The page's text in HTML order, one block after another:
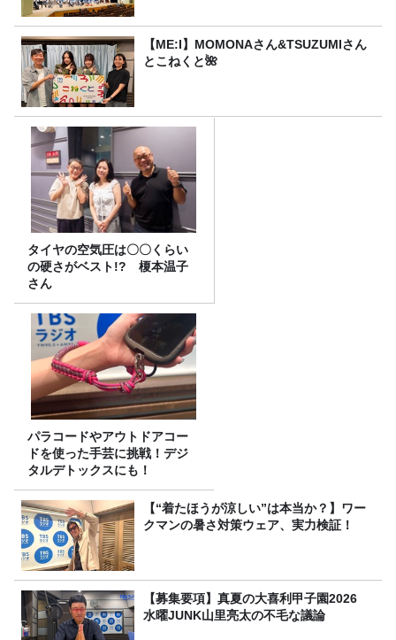
【ME:I】MOMONAさん&TSUZUMIさん
とこねくと🌺
タイヤの空気圧は〇〇くらい
の硬さがベスト!? 榎本温子
さん
パラコードやアウトドアコー
ドを使った手芸に挑戦！デジ
タルデトックスにも！
【“着たほうが涼しい”は本当か？】ワー
クマンの暑さ対策ウェア、実力検証！
【募集要項】真夏の大喜利甲子園2026
水曜JUNK山里亮太の不毛な議論